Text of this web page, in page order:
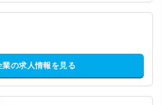
業の求人情報を見る